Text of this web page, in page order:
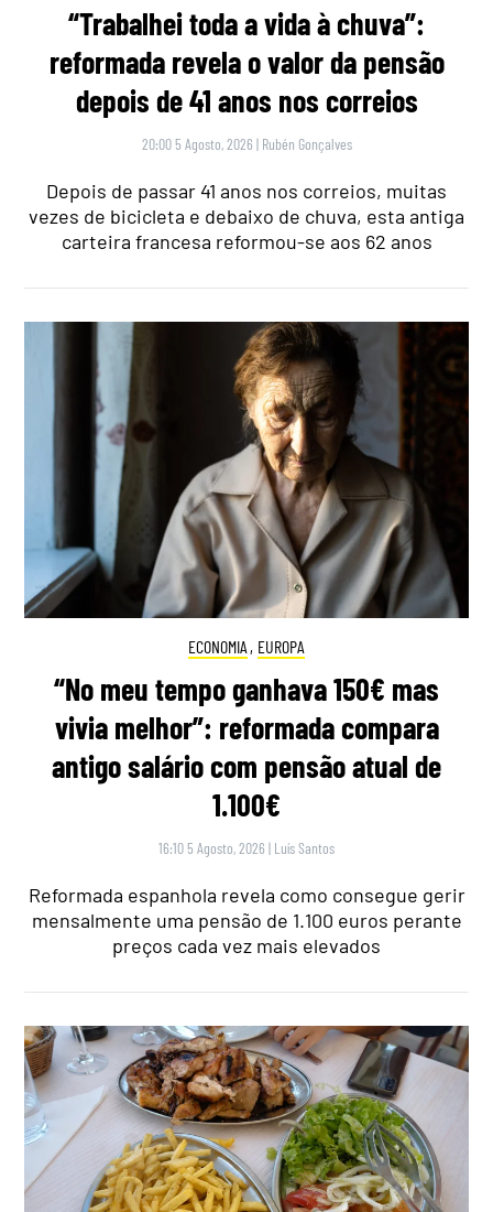
“Trabalhei toda a vida à chuva”:
reformada revela o valor da pensão
depois de 41 anos nos correios
20:00 5 Agosto, 2026 | Rubén Gonçalves
Depois de passar 41 anos nos correios, muitas
vezes de bicicleta e debaixo de chuva, esta antiga
carteira francesa reformou-se aos 62 anos
ECONOMIA , EUROPA
“No meu tempo ganhava 150€ mas
vivia melhor”: reformada compara
antigo salário com pensão atual de
1.100€
16:10 5 Agosto, 2026 | Luís Santos
Reformada espanhola revela como consegue gerir
mensalmente uma pensão de 1.100 euros perante
preços cada vez mais elevados